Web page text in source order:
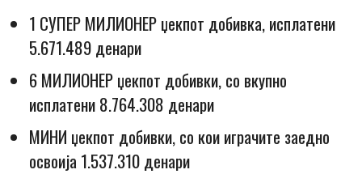
1 СУПЕР МИЛИОНЕР џекпот добивка, исплатени
5.671.489 денари
6 МИЛИОНЕР џекпот добивки, со вкупно
исплатени 8.764.308 денари
МИНИ џекпот добивки, со кои играчите заедно
освоија 1.537.310 денари